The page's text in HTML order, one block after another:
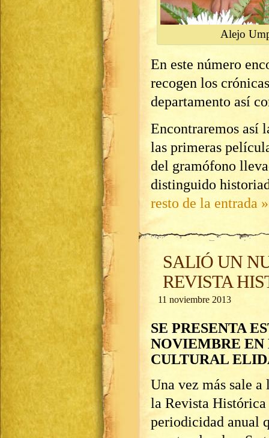
Alejo
En este número
recogen los
departamento así
Encontraremos así
las primeras
del gramófono
distinguido
resto de la entrada »
SALIÓ UN
REVISTA
11 noviembre 2013
SE PRESENTA
NOVIEMBRE EN
CULTURAL
Una vez más sale
la Revista Histórica
periodicidad anual